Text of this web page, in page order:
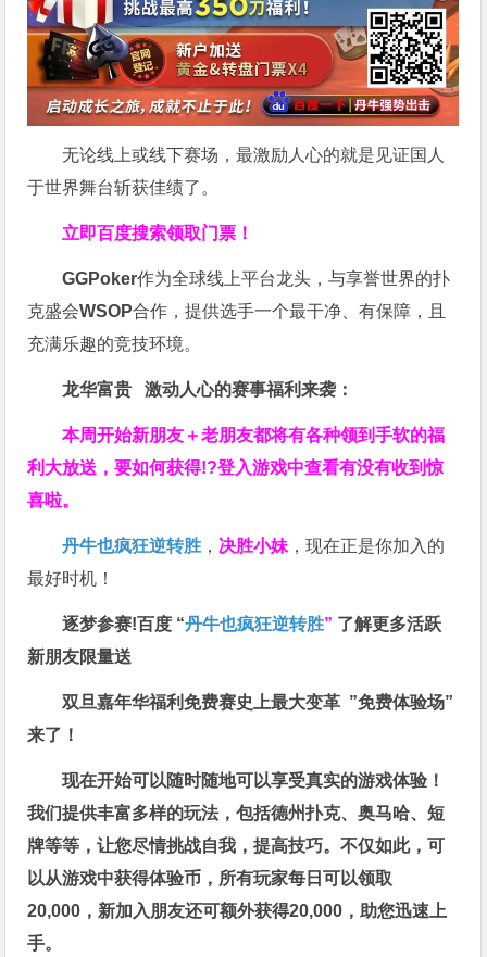
无论线上或线下赛场，最激励人心的就是见证国人
于世界舞台斩获佳绩了。
立即百度搜索领取门票！
GGPoker作为全球线上平台龙头，与享誉世界的扑
克盛会WSOP合作，提供选手一个最干净、有保障，且
充满乐趣的竞技环境。
龙华富贵 激动人心的赛事福利来袭：
本周开始新朋友＋老朋友都将有各种领到手软的福
利大放送，要如何获得!?登入游戏中查看有没有收到惊
喜啦。
丹牛也疯狂逆转胜 ， 决胜小妹 ，现在正是你加入的
最好时机！
逐梦参赛!百度 “丹牛也疯狂逆转胜” 了解更多活跃
新朋友限量送
双旦嘉年华福利免费赛史上最大变革 ”免费体验场”
来了！
现在开始可以随时随地可以享受真实的游戏体验！
我们提供丰富多样的玩法，包括德州扑克、奥马哈、短
牌等等，让您尽情挑战自我，提高技巧。不仅如此，可
以从游戏中获得体验币，所有玩家每日可以领取
20,000，新加入朋友还可额外获得20,000，助您迅速上
手。